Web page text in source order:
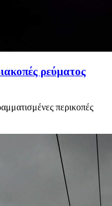
ρεύματος
περικοπές